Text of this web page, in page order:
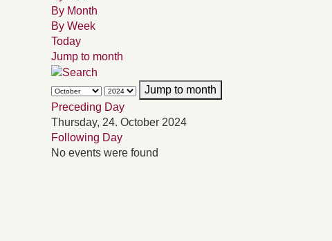
By Month
By Week
Today
Jump to month
Jump to month
Preceding Day
Thursday, 24. October 2024
Following Day
No events were found